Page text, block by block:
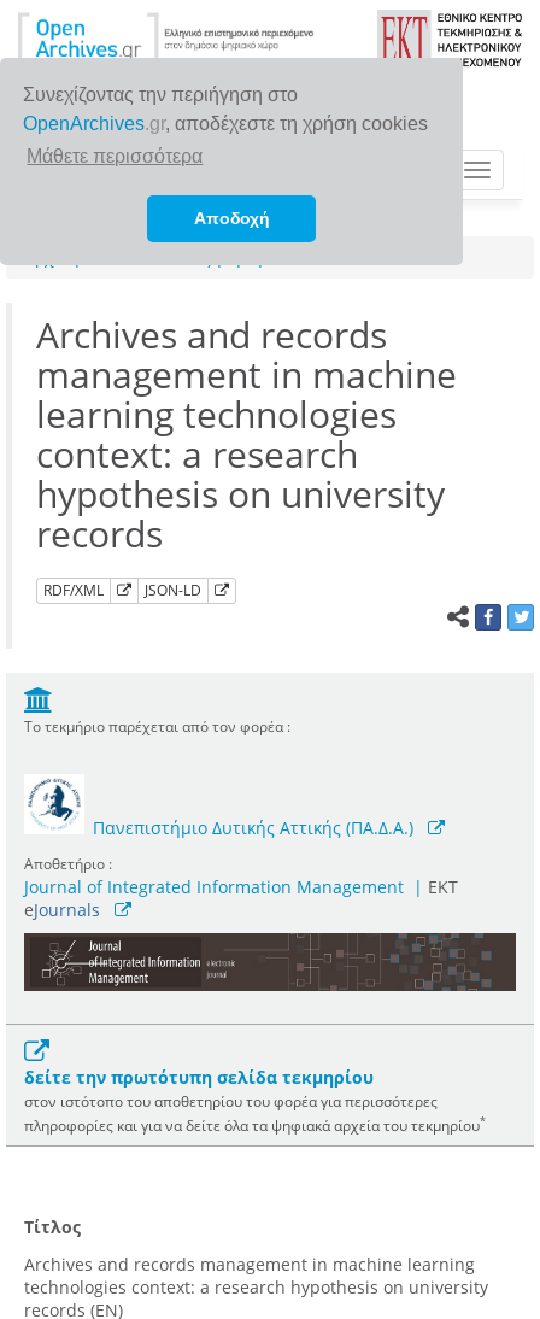
Συνεχίζοντας την περιήγηση στο
OpenArchives.gr, αποδέχεστε τη χρήση cookies
Μάθετε περισσότερα
Αποδοχή
Toggle
Archives and records
management in machine
learning technologies
context: a research
hypothesis on university
records
RDF/XML JSON-LD
Το τεκμήριο παρέχεται από τον φορέα :
Πανεπιστήμιο Δυτικής Αττικής (ΠΑ.Δ.Α.)
Αποθετήριο :
Journal of Integrated Information Management | ΕΚΤ
eJournals
δείτε την πρωτότυπη σελίδα τεκμηρίου
στον ιστότοπο του αποθετηρίου του φορέα για περισσότερες
πληροφορίες και για να δείτε όλα τα ψηφιακά αρχεία του τεκμηρίου*
Τίτλος
Archives and records management in machine learning
technologies context: a research hypothesis on university
records (EN)